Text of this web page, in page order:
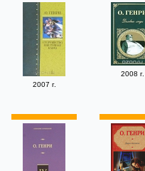
2007 г.
2008 г.